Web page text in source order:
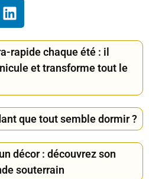
rapide chaque été : il
et transforme tout le
que tout semble dormir ?
décor : découvrez son
souterrain